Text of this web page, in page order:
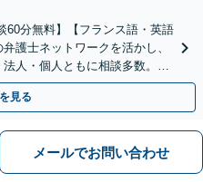
60分無料】【フランス語・英語
護士ネットワークを活かし、
人・個人ともに相談多数。細
・夜間相談可】
見る
メールでお問い合わせ